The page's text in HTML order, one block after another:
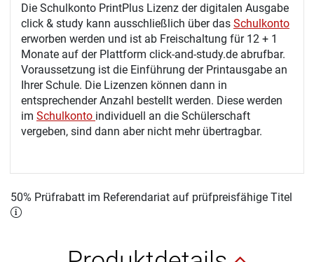
Die Schulkonto PrintPlus Lizenz der digitalen Ausgabe
click & study kann ausschließlich über das Schulkonto
erworben werden und ist ab Freischaltung für 12 + 1
Monate auf der Plattform click-and-study.de abrufbar.
Voraussetzung ist die Einführung der Printausgabe an
Ihrer Schule. Die Lizenzen können dann in
entsprechender Anzahl bestellt werden. Diese werden
im Schulkonto individuell an die Schülerschaft
vergeben, sind dann aber nicht mehr übertragbar.
50% Prüfrabatt im Referendariat auf prüfpreisfähige Titel